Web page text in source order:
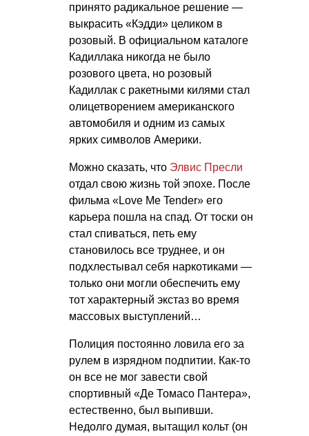
принято радикальное решение —
выкрасить «Кэдди» целиком в
розовый. В официальном каталоге
Кадиллака никогда не было
розового цвета, но розовый
Кадиллак с ракетными килями стал
олицетворением американского
автомобиля и одним из самых
ярких символов Америки.
Можно сказать, что Элвис Пресли
отдал свою жизнь той эпохе. После
фильма «Love Me Tender» его
карьера пошла на спад. От тоски он
стал спиваться, петь ему
становилось все труднее, и он
подхлестывал себя наркотиками —
только они могли обеспечить ему
тот характерный экстаз во время
массовых выступлений…
Полиция постоянно ловила его за
рулем в изрядном подпитии. Как-то
он все не мог завести свой
спортивный «Де Томасо Пантера»,
естественно, был выпивши.
Недолго думая, вытащил кольт (он